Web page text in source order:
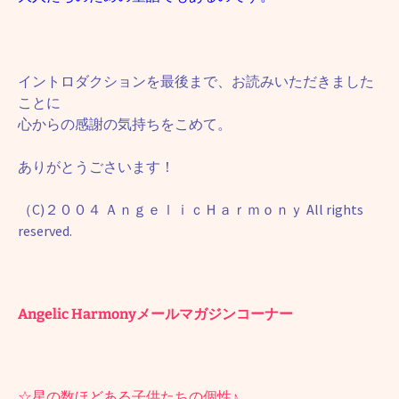
イントロダクションを最後まで、お読みいただきました
ことに
心からの感謝の気持ちをこめて。
ありがとうごさいます！
（C)２００４ ＡｎｇｅｌｉｃＨａｒｍｏｎｙ All rights
reserved.
Angelic Harmonyメールマガジンコーナー